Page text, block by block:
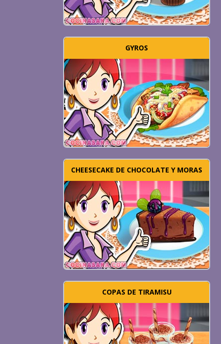
GYROS
CHEESECAKE DE CHOCOLATE Y MORAS
COPAS DE TIRAMISU